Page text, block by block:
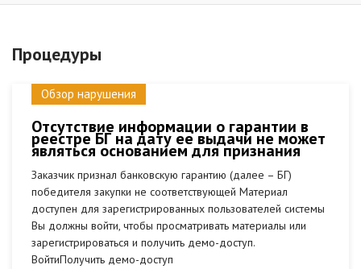
Процедуры
Обзор нарушения
Отсутствие информации о гарантии в
реестре БГ на дату ее выдачи не может
являться основанием для признания
Заказчик признал банковскую гарантию (далее – БГ)
победителя закупки не соответствующей Материал
доступен для зарегистрированных пользователей системы
Вы должны войти, чтобы просматривать материалы или
зарегистрироваться и получить демо-доступ.
ВойтиПолучить демо-доступ